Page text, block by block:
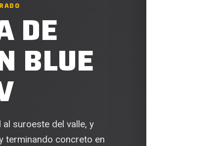
DE
BLUE
suroeste del valle, y
terminando concreto en